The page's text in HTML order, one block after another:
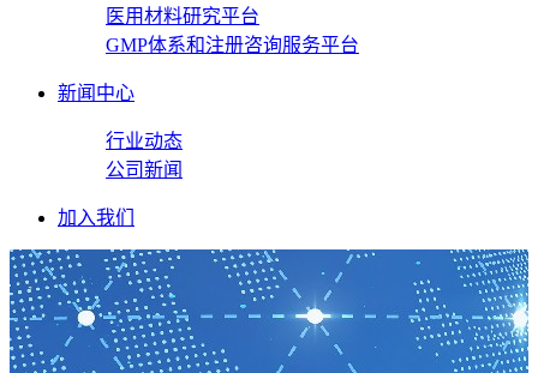
医用材料研究平台
GMP体系和注册咨询服务平台
新闻中心
行业动态
公司新闻
加入我们